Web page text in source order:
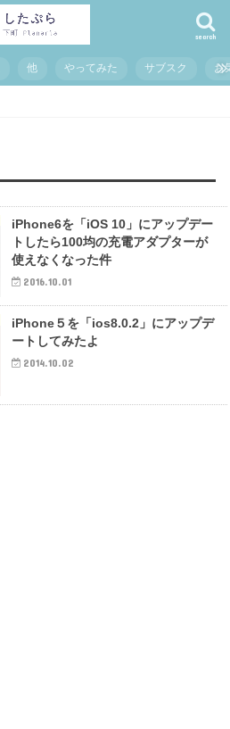
search
他 やってみた サブスク お
iPhone6を「iOS 10」にアップデー
トしたら100均の充電アダプターが
使えなくなった件
2016.10.01
iPhone５を「ios8.0.2」にアップデ
ートしてみたよ
2014.10.02